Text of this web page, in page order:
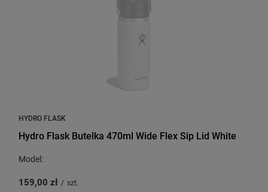
HYDRO FLASK
Hydro Flask Butelka 470ml Wide Flex Sip Lid White
Model:
159,00 zł / szt.